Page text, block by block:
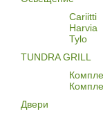
Cariitti
Harvia
Tylo
TUNDRA GRILL
Двери